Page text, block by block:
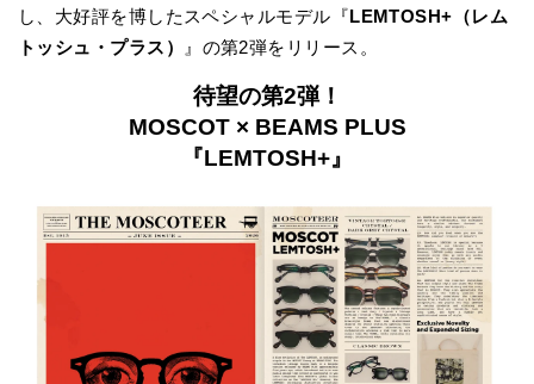
し、大好評を博したスペシャルモデル『LEMTOSH+（レム
トッシュ・プラス）
』の第2弾をリリース。
待望の第2弾！
MOSCOT × BEAMS PLUS
『LEMTOSH+』